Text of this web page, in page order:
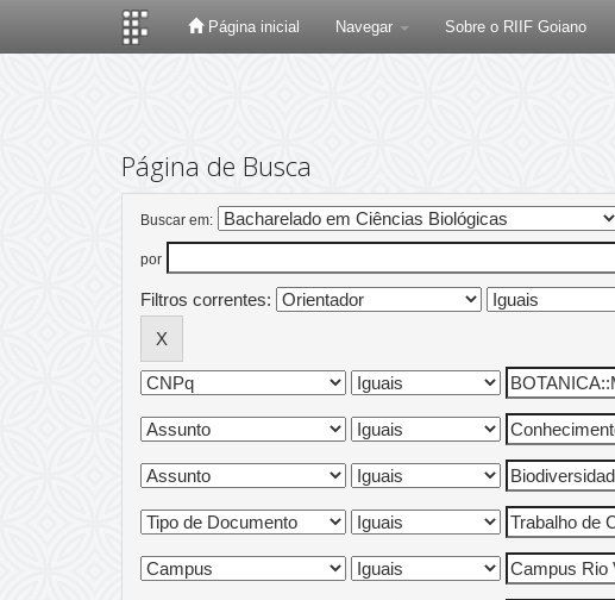
Página inicial Navegar Sobre o RIIF Goiano
Página de Busca
Buscar em:
por
Filtros correntes: